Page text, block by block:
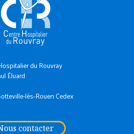
du Rouvray
Éluard
lès-Rouen Cedex
contacter